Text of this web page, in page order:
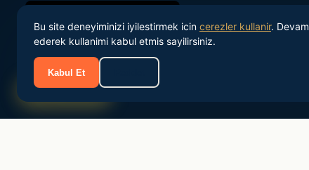
Turkiye'nin onde gelen personel tedarik ve IK danismanlik
Bu site deneyiminizi iyilestirmek icin cerezler kullanir. Devam
ederek kullanimi kabul etmis sayilirsiniz.
Kabul Et
Sizi Arayalim